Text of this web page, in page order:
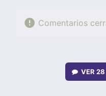
Comentarios
VER 28